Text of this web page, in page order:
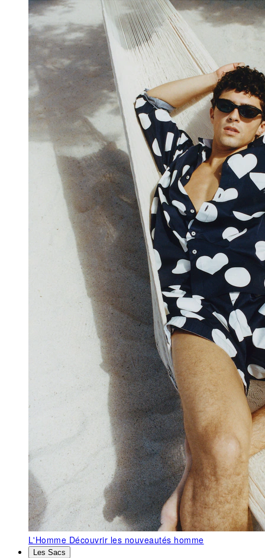
L'Homme Découvrir les nouveautés homme
Les Sacs